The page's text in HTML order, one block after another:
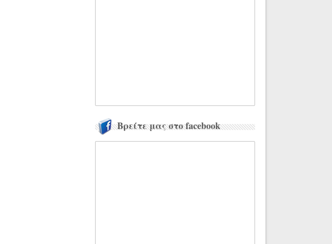
Βρείτε μας στο facebook